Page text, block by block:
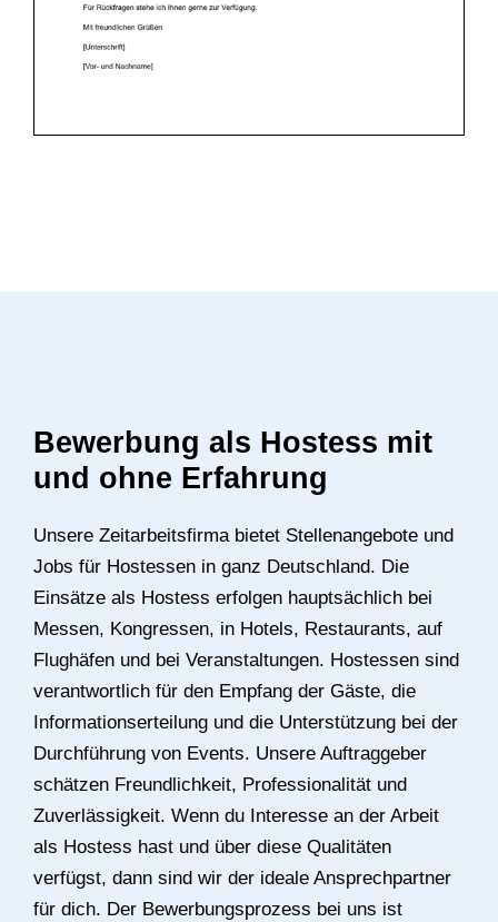
Bewerbung als Hostess mit
und ohne Erfahrung
Unsere Zeitarbeitsfirma bietet Stellenangebote und
Jobs für Hostessen in ganz Deutschland. Die
Einsätze als Hostess erfolgen hauptsächlich bei
Messen, Kongressen, in Hotels, Restaurants, auf
Flughäfen und bei Veranstaltungen. Hostessen sind
verantwortlich für den Empfang der Gäste, die
Informationserteilung und die Unterstützung bei der
Durchführung von Events. Unsere Auftraggeber
schätzen Freundlichkeit, Professionalität und
Zuverlässigkeit. Wenn du Interesse an der Arbeit
als Hostess hast und über diese Qualitäten
verfügst, dann sind wir der ideale Ansprechpartner
für dich. Der Bewerbungsprozess bei uns ist